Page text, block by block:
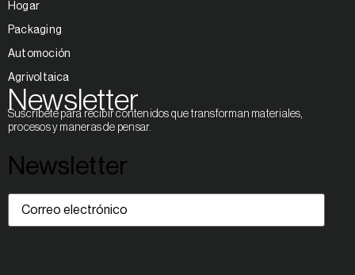
Hogar
Packaging
Automoción
Agrivoltaica
Newsletter
Suscríbete para recibir contenidos que transforman materiales,
procesos y maneras de pensar.
Newsletter
Correo
electrónico(Obligatorio)